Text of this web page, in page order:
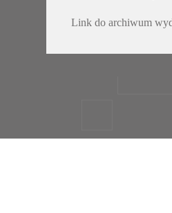
Link do archiwum